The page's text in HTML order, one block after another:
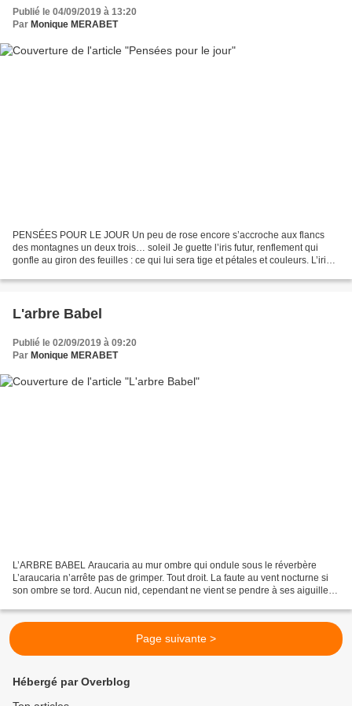
Publié le 04/09/2019 à 13:20
Par Monique MERABET
PENSÉES POUR LE JOUR Un peu de rose encore s’accroche aux flancs
des montagnes un deux trois… soleil Je guette l’iris futur, renflement qui
gonfle au giron des feuilles : ce qui lui sera tige et pétales et couleurs. L’iris
L'arbre Babel
Publié le 02/09/2019 à 09:20
Par Monique MERABET
L’ARBRE BABEL Araucaria au mur ombre qui ondule sous le réverbère
L’araucaria n’arrête pas de grimper. Tout droit. La faute au vent nocturne si
son ombre se tord. Aucun nid, cependant ne vient se pendre à ses aiguilles.
Page suivante >
Hébergé par Overblog